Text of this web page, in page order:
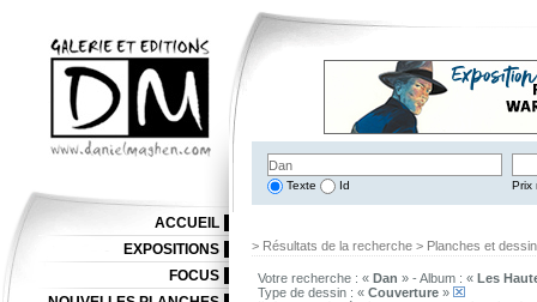
Texte Id Prix
> Résultats de la recherche > Planches et
Votre recherche : « Dan » - Album : « Les
Type de dessin : « Couverture »
ACCUEIL
EXPOSITIONS
FOCUS